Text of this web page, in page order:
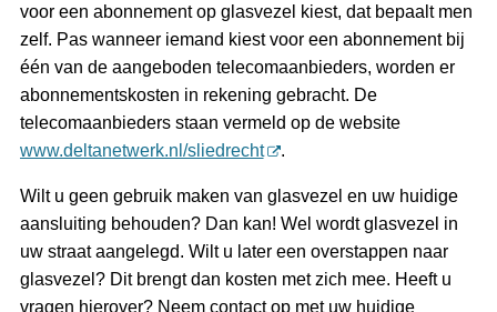
voor een abonnement op glasvezel kiest, dat bepaalt men
zelf. Pas wanneer iemand kiest voor een abonnement bij
één van de aangeboden telecomaanbieders, worden er
abonnementskosten in rekening gebracht. De
telecomaanbieders staan vermeld op de website
www.deltanetwerk.nl/sliedrecht
.
Wilt u geen gebruik maken van glasvezel en uw huidige
aansluiting behouden? Dan kan! Wel wordt glasvezel in
uw straat aangelegd. Wilt u later een overstappen naar
glasvezel? Dit brengt dan kosten met zich mee. Heeft u
vragen hierover? Neem contact op met uw huidige